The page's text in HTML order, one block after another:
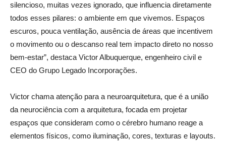
silencioso, muitas vezes ignorado, que influencia diretamente
todos esses pilares: o ambiente em que vivemos. Espaços
escuros, pouca ventilação, ausência de áreas que incentivem
o movimento ou o descanso real tem impacto direto no nosso
bem-estar”, destaca Victor Albuquerque, engenheiro civil e
CEO do Grupo Legado Incorporações.
Victor chama atenção para a neuroarquitetura, que é a união
da neurociência com a arquitetura, focada em projetar
espaços que consideram como o cérebro humano reage a
elementos físicos, como iluminação, cores, texturas e layouts.